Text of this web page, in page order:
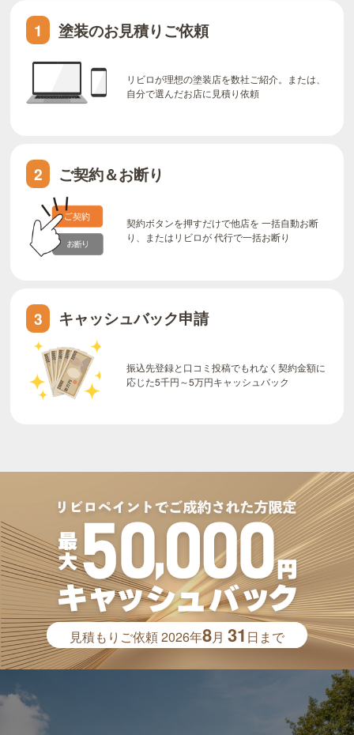
1 塗装のお見積りご依頼
リビロが理想の塗装店を数社ご紹介。または、
自分で選んだお店に見積り依頼
2 ご契約＆お断り
契約ボタンを押すだけで他店を 一括自動お断
り、またはリビロが 代行で一括お断り
3 キャッシュバック申請
振込先登録と口コミ投稿でもれなく契約金額に
応じた5千円～5万円キャッシュバック
見積もりご依頼2026年8月31 日まで